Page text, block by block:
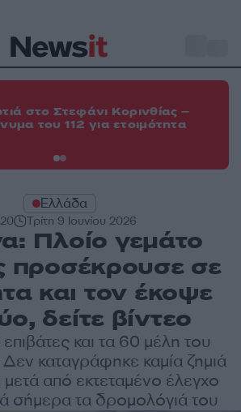
στο Στεφάνι Κορινθίας –
του 112 για ετοιμότητα
Ελλάδα
Τρίτη 9 Ιουνίου 2026
Πλοίο γεμάτο
προσέκρουσε σε
και τον έκοψε
δείτε βίντεο
και τα 60 μέλη του
καταγράφηκε καμία ζημιά
μετά από εκτεταμένο έλεγχο
σήμερα τα δρομολόγιά του